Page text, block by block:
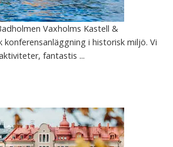
Vaxholms Kastell &
konferensanläggning i historisk miljö. Vi
fantastis ...